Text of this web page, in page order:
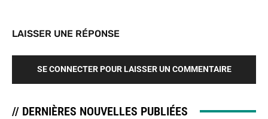
LAISSER UNE RÉPONSE
SE CONNECTER POUR LAISSER UN COMMENTAIRE
// DERNIÈRES NOUVELLES PUBLIÉES